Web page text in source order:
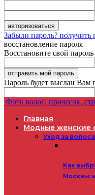
Забыли пароль?
восстановление пароля
Восстановите свой пароль
Пароль будет выслан Вам
Фото волос, причесок,
Главная
Модные женские
Уход за
Как
Москвы: